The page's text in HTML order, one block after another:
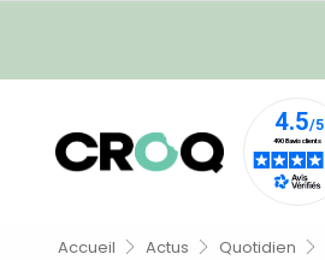
Accueil Actus Quotidien